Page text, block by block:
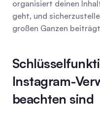
organisiert deinen
geht, und
großen Ganzen
Instagram-
beachten sind